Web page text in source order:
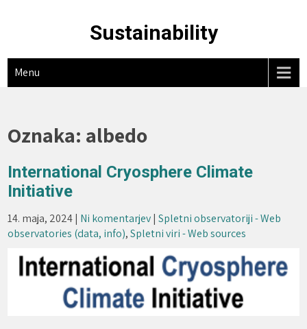
Sustainability
Menu
Oznaka: albedo
International Cryosphere Climate
Initiative
14. maja, 2024| Ni komentarjev|Spletni observatoriji - Web
observatories (data, info),Spletni viri - Web sources